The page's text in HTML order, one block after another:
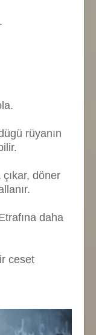
rüyanın
çıkar, döner
daha
ceset